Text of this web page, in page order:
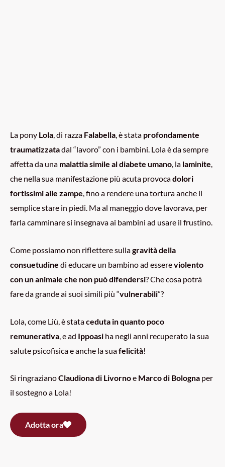
La pony Lola, di razza Falabella, è stata profondamente
traumatizzatadal “lavoro” con i bambini. Lola è da sempre
affetta da una malattia simile al diabete umano, la laminite,
che nella sua manifestazione più acuta provocadolori
fortissimi alle zampe, fino a rendere una tortura anche il
semplice stare in piedi. Ma al maneggio dove lavorava, per
farla camminare si insegnava ai bambini ad usare il frustino.
Come possiamo non riflettere sullagravità della
consuetudine di educare un bambino ad essereviolento
con un animale che non può difendersi? Che cosa potrà
fare da grande ai suoi simili più “vulnerabili”?
Lola, come Liù, è stataceduta in quanto poco
remunerativa , e ad Ippoasi ha negli anni recuperato la sua
salute psicofisica e anche la suafelicità!
Si ringrazianoClaudiona di Livornoe Marco di Bologna per
il sostegno a Lola!
Adotta ora